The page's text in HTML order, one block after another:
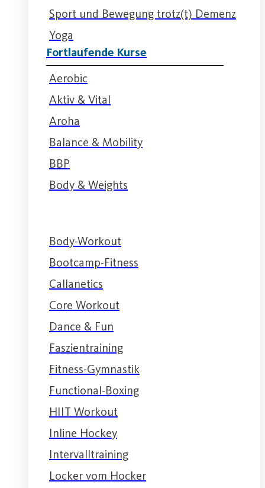
Sport und Bewegung trotz(t) Demenz
Yoga
Fortlaufende Kurse
Aerobic
Aktiv & Vital
Aroha
Balance & Mobility
BBP
Body & Weights
Body-Workout
Bootcamp-Fitness
Callanetics
Core Workout
Dance & Fun
Faszientraining
Fitness-Gymnastik
Functional-Boxing
HIIT Workout
Inline Hockey
Intervalltraining
Locker vom Hocker